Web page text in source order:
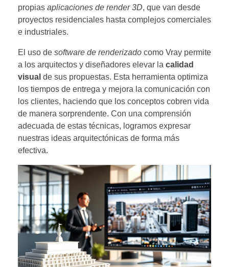
propias aplicaciones de render 3D, que van desde
proyectos residenciales hasta complejos comerciales
e industriales.
El uso de software de renderizado como Vray permite
a los arquitectos y diseñadores elevar la calidad
visual de sus propuestas. Esta herramienta optimiza
los tiempos de entrega y mejora la comunicación con
los clientes, haciendo que los conceptos cobren vida
de manera sorprendente. Con una comprensión
adecuada de estas técnicas, logramos expresar
nuestras ideas arquitectónicas de forma más
efectiva.